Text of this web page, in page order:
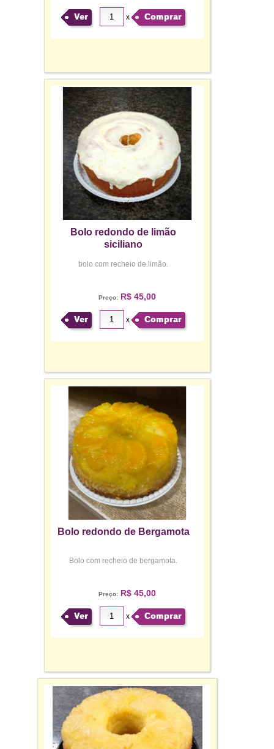
Ver x Comprar
Bolo redondo de limão
siciliano
bolo com recheio de limão.
Preço:R$ 45,00
Ver x Comprar
Bolo redondo de Bergamota
Bolo com recheio de bergamota.
Preço:R$ 45,00
Ver x Comprar